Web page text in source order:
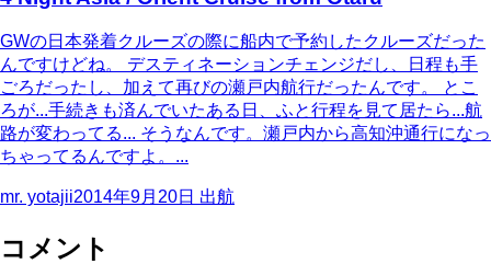
GWの日本発着クルーズの際に船内で予約したクルーズだった
んですけどね。 デスティネーションチェンジだし、日程も手
ごろだったし、加えて再びの瀬戸内航行だったんです。 とこ
ろが...手続きも済んでいたある日、ふと行程を見て居たら...航
路が変わってる... そうなんです。瀬戸内から高知沖通行になっ
ちゃってるんですよ。...
mr. yotajii2014年9月20日 出航
コメント